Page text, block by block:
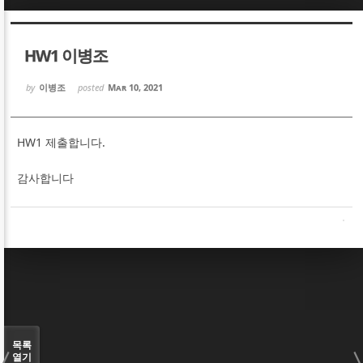
HW1 이병조
by 이병조 posted Mar 10, 2021
HW1 제출합니다.
감사합니다
목록
열기
Sketchbook5, 스케치북5
Sketchbook5, 스케치북5
Sketchbook5, 스케치북5
Sketchbook5, 스케치북5